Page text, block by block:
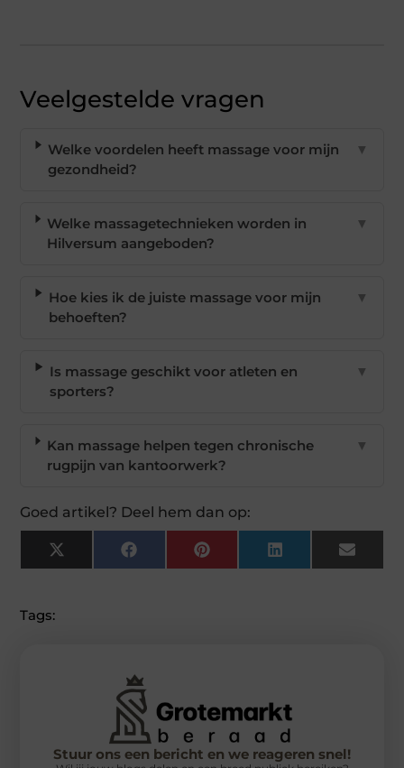
Veelgestelde vragen
Welke voordelen heeft massage voor mijn
gezondheid?
▼
Welke massagetechnieken worden in
Hilversum aangeboden?
▼
Hoe kies ik de juiste massage voor mijn
behoeften?
▼
Is massage geschikt voor atleten en
sporters?
▼
Kan massage helpen tegen chronische
rugpijn van kantoorwerk?
▼
Goed artikel? Deel hem dan op:
X
(Twitter)
FacebookPinterest LinkedIn Email
Tags:
Stuur ons een bericht en we reageren snel!